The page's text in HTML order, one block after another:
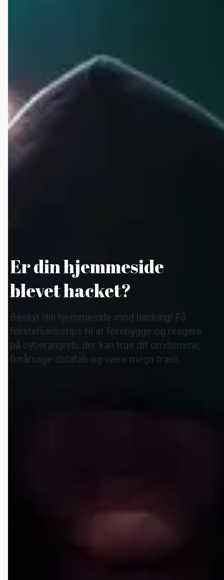
Er din hjemmeside
blevet hacket?
Beskyt din hjemmeside mod hacking! Få
førstehjælpstips til at forebygge og reagere
på cyberangreb, der kan true dit omdømme,
forårsage datatab og være mega træls.